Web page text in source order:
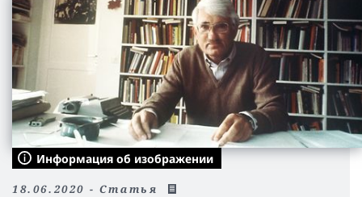
Информация об изображении
18.06.2020 - Статья